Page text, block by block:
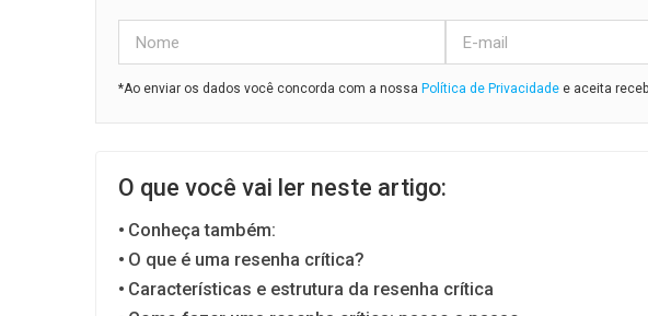
*Ao enviar os dados você concorda com a nossa Política de Privacidade e aceita
O que você vai ler neste artigo:
Conheça também:
O que é uma resenha crítica?
Características e estrutura da resenha crítica